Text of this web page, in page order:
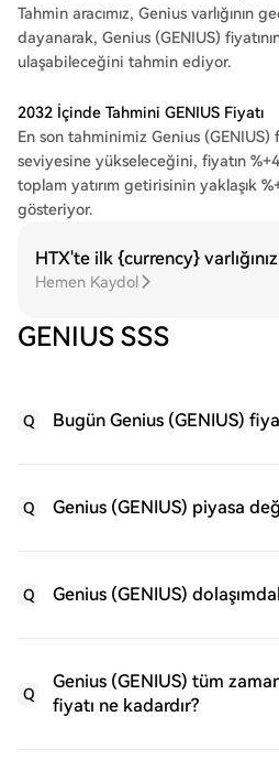
Tahmin aracımız, Genius varlığının
dayanarak, Genius (GENIUS)
ulaşabileceğini tahmin ediyor.
2032 İçinde Tahmini GENIUS Fiyatı
En son tahminimiz Genius (GENIUS)
seviyesine yükseleceğini, fiyatın
toplam yatırım getirisinin yaklaşık
gösteriyor.
HTX'te ilk {currency}
Hemen Kaydol
GENIUS SSS
Q Bugün Genius (GENIUS)
Q Genius (GENIUS) piyasa
Q Genius (GENIUS)
Q
Genius (GENIUS) tüm
fiyatı ne kadardır?